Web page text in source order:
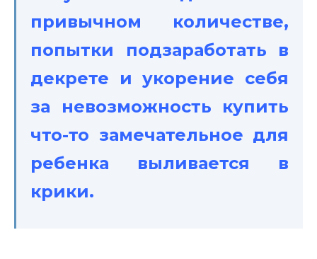
привычном количестве,
попытки подзаработать в
декрете и укорение себя
за невозможность купить
что-то замечательное для
ребенка выливается в
крики.